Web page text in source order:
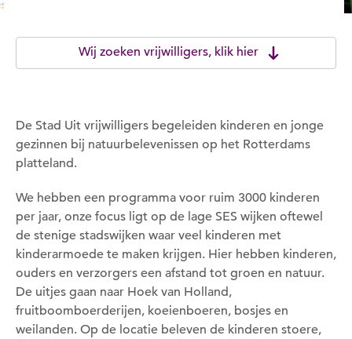
Wij zoeken vrijwilligers, klik hier
De Stad Uit vrijwilligers begeleiden kinderen en jonge
gezinnen bij natuurbelevenissen op het Rotterdams
platteland.
We hebben een programma voor ruim 3000 kinderen
per jaar, onze focus ligt op de lage SES wijken oftewel
de stenige stadswijken waar veel kinderen met
kinderarmoede te maken krijgen. Hier hebben kinderen,
ouders en verzorgers een afstand tot groen en natuur.
De uitjes gaan naar Hoek van Holland,
fruitboomboerderijen, koeienboeren, bosjes en
weilanden. Op de locatie beleven de kinderen stoere,